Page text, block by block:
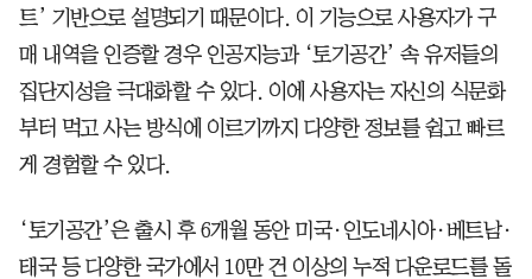
트’ 기반으로 설명되기 때문이다. 이 기능으로 사용자가 구
매 내역을 인증할 경우 인공지능과 ‘토기공간’ 속 유저들의
집단지성을 극대화할 수 있다. 이에 사용자는 자신의 식문화
부터 먹고 사는 방식에 이르기까지 다양한 정보를 쉽고 빠르
게 경험할 수 있다.
‘토기공간’은 출시 후 6개월 동안 미국·인도네시아·베트남·
태국 등 다양한 국가에서 10만 건 이상의 누적 다운로드를 돌